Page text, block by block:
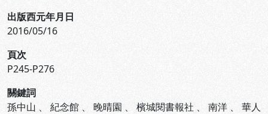
出版西元年月日
2016/05/16
頁次
P245-P276
關鍵詞
孫中山 、 紀念館 、 晚晴園 、 檳城閱書報社 、 南洋 、 華人